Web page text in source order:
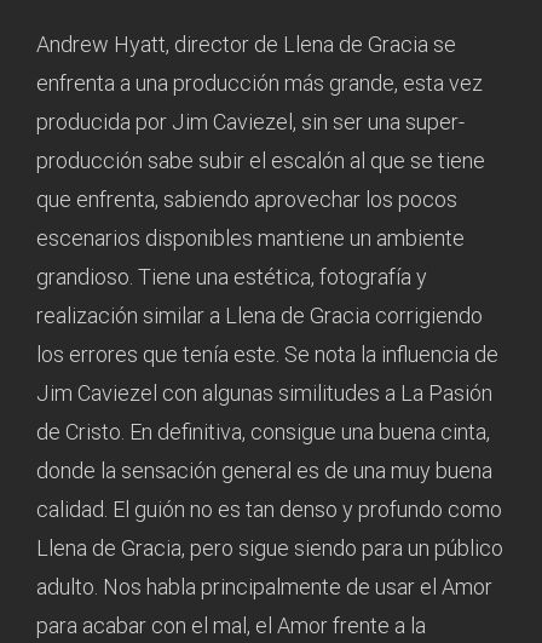
Andrew Hyatt, director de Llena de Gracia se
enfrenta a una producción más grande, esta vez
producida por Jim Caviezel, sin ser una super-
producción sabe subir el escalón al que se tiene
que enfrenta, sabiendo aprovechar los pocos
escenarios disponibles mantiene un ambiente
grandioso. Tiene una estética, fotografía y
realización similar a Llena de Gracia corrigiendo
los errores que tenía este. Se nota la influencia de
Jim Caviezel con algunas similitudes a La Pasión
de Cristo. En definitiva, consigue una buena cinta,
donde la sensación general es de una muy buena
calidad. El guión no es tan denso y profundo como
Llena de Gracia, pero sigue siendo para un público
adulto. Nos habla principalmente de usar el Amor
para acabar con el mal, el Amor frente a la